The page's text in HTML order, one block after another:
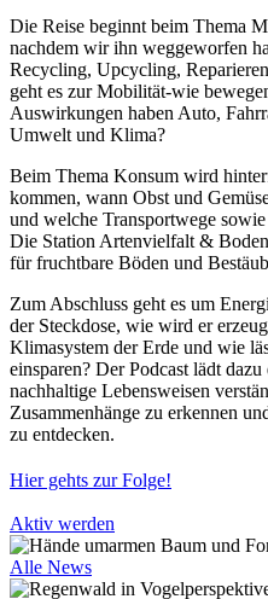
Die Reise beginnt beim Thema
nachdem wir ihn weggeworfen
Recycling, Upcycling,
geht es zur Mobilität-wie
Auswirkungen haben Auto,
Umwelt und Klima?
Beim Thema Konsum wird
kommen, wann Obst und
und welche Transportwege
Die Station Artenvielfalt &
für fruchtbare Böden und
Zum Abschluss geht es um
der Steckdose, wie wird er
Klimasystem der Erde und wie
einsparen? Der Podcast lädt
nachhaltige Lebensweisen
Zusammenhänge zu erkennen
zu entdecken.
Hier gehts zur Folge!
Aktiv werden
Alle News